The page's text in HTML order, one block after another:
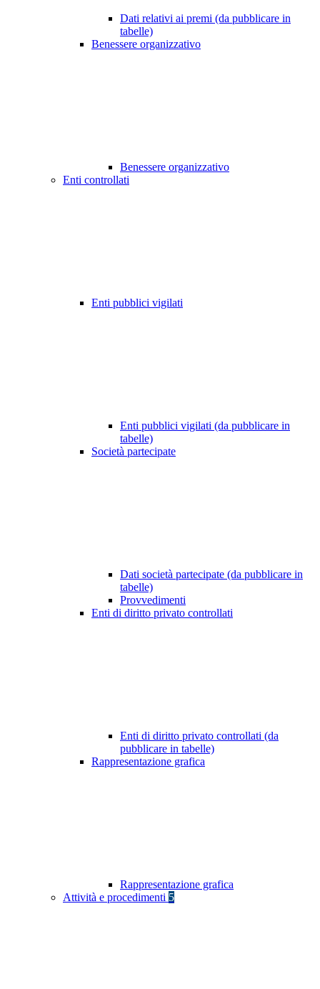
Dati relativi ai premi (da pubblicare in
tabelle)
Benessere organizzativo
Benessere organizzativo
Enti controllati
Enti pubblici vigilati
Enti pubblici vigilati (da pubblicare in
tabelle)
Società partecipate
Dati società partecipate (da pubblicare in
tabelle)
Provvedimenti
Enti di diritto privato controllati
Enti di diritto privato controllati (da
pubblicare in tabelle)
Rappresentazione grafica
Rappresentazione grafica
Attività e procedimenti 5